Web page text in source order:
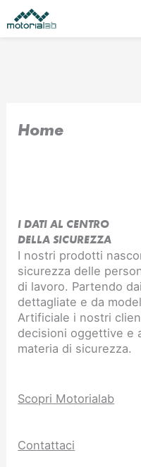
al
contenuto
Home
I DATI AL CENTRO
DELLA SICUREZZA
I nostri prodotti
sicurezza delle
di lavoro. Partendo
dettagliate e da
Artificiale i nostri
decisioni oggettive e
materia di sicurezza.
Scopri Motorialab
Contattaci